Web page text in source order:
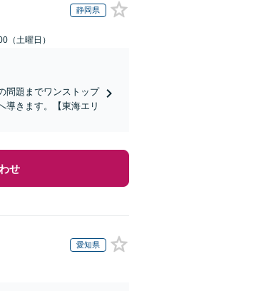
静岡県
（土曜日）
問題までワンストップ
導きます。【東海エリ
せ
愛知県